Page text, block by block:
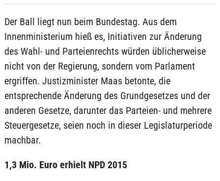
Der Ball liegt nun beim Bundestag. Aus dem
Innenministerium hieß es, Initiativen zur Änderung
des Wahl- und Parteienrechts würden üblicherweise
nicht von der Regierung, sondern vom Parlament
ergriffen. Justizminister Maas betonte, die
entsprechende Änderung des Grundgesetzes und der
anderen Gesetze, darunter das Parteien- und mehrere
Steuergesetze, seien noch in dieser Legislaturperiode
machbar.
1,3 Mio. Euro erhielt NPD 2015